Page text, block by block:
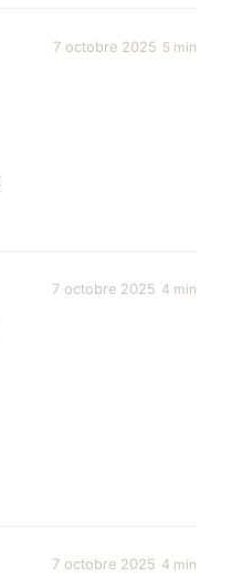
7 octobre 2025 5 min
7 octobre 2025 4 min
7 octobre 2025 4 min